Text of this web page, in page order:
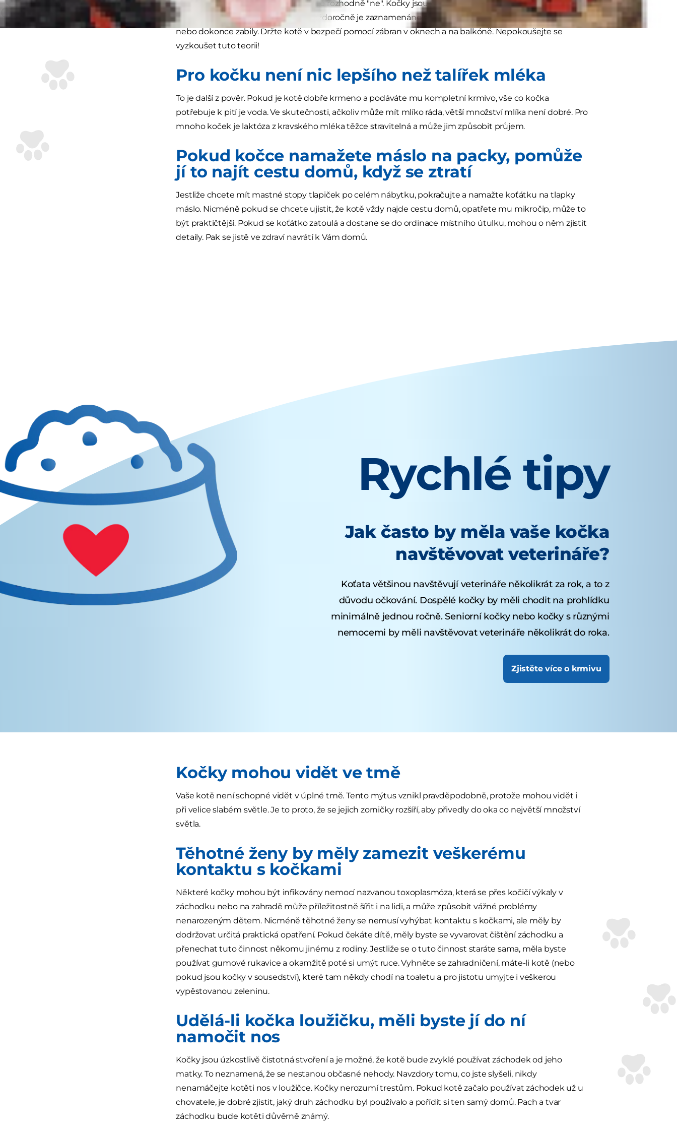
Naneštěstí odpověď na tuto otázku je rozhodně "ne". Kočky jsou velice mrštné a mají tendenci
instinktivně dopadat na nohy, ale každoročně je zaznamenáno mnoho případů, kdy se kočky zranily
nebo dokonce zabily. Držte kotě v bezpečí pomocí zábran v oknech a na balkóně. Nepokoušejte se
vyzkoušet tuto teorii!
Pro kočku není nic lepšího než talířek mléka
To je další z pověr. Pokud je kotě dobře krmeno a podáváte mu kompletní krmivo, vše co kočka
potřebuje k pití je voda. Ve skutečnosti, ačkoliv může mít mlíko ráda, větší množství mlíka není dobré. Pro
mnoho koček je laktóza z kravského mléka těžce stravitelná a může jim způsobit průjem.
Pokud kočce namažete máslo na packy, pomůže
jí to najít cestu domů, když se ztratí
Jestliže chcete mít mastné stopy tlapiček po celém nábytku, pokračujte a namažte koťátku na tlapky
máslo. Nicméně pokud se chcete ujistit, že kotě vždy najde cestu domů, opatřete mu mikročip, může to
být praktičtější. Pokud se koťátko zatoulá a dostane se do ordinace místního útulku, mohou o něm zjistit
detaily. Pak se jistě ve zdraví navrátí k Vám domů.
Rychlé tipy
Jak často by měla vaše kočka
navštěvovat veterináře?
Koťata většinou navštěvují veterináře několikrát za rok, a to z
důvodu očkování. Dospělé kočky by měli chodit na prohlídku
minimálně jednou ročně. Seniorní kočky nebo kočky s různými
nemocemi by měli navštěvovat veterináře několikrát do roka.
Zjistěte více o krmivu
Kočky mohou vidět ve tmě
Vaše kotě není schopné vidět v úplné tmě. Tento mýtus vznikl pravděpodobně, protože mohou vidět i
při velice slabém světle. Je to proto, že se jejich zorničky rozšíří, aby přivedly do oka co největší množství
světla.
Těhotné ženy by měly zamezit veškerému
kontaktu s kočkami
Některé kočky mohou být infikovány nemocí nazvanou toxoplasmóza, která se přes kočičí výkaly v
záchodku nebo na zahradě může příležitostně šířit i na lidi, a může způsobit vážné problémy
nenarozeným dětem. Nicméně těhotné ženy se nemusí vyhýbat kontaktu s kočkami, ale měly by
dodržovat určitá praktická opatření. Pokud čekáte dítě, měly byste se vyvarovat čištění záchodku a
přenechat tuto činnost někomu jinému z rodiny. Jestliže se o tuto činnost staráte sama, měla byste
používat gumové rukavice a okamžitě poté si umýt ruce. Vyhněte se zahradničení, máte-li kotě (nebo
pokud jsou kočky v sousedství), které tam někdy chodí na toaletu a pro jistotu umyjte i veškerou
vypěstovanou zeleninu.
Udělá-li kočka loužičku, měli byste jí do ní
namočit nos
Kočky jsou úzkostlivě čistotná stvoření a je možné, že kotě bude zvyklé používat záchodek od jeho
matky. To neznamená, že se nestanou občasné nehody. Navzdory tomu, co jste slyšeli, nikdy
nenamáčejte kotěti nos v loužičce. Kočky nerozumí trestům. Pokud kotě začalo používat záchodek už u
chovatele, je dobré zjistit, jaký druh záchodku byl používalo a pořídit si ten samý domů. Pach a tvar
záchodku bude kotěti důvěrně známý.